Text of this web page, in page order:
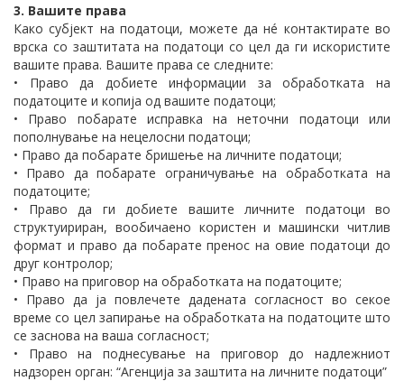
3. Вашите права
Како субјект на податоци, можете да нé контактирате во
врска со заштитата на податоци со цел да ги искористите
вашите права. Вашите права се следните:
• Право да добиете информации за обработката на
податоците и копија од вашите податоци;
• Право побарате исправка на неточни податоци или
пополнување на нецелосни податоци;
• Право да побарате бришење на личните податоци;
• Право да побарате ограничување на обработката на
податоците;
• Право да ги добиете вашите личните податоци во
структуириран, вообичаено користен и машински читлив
формат и право да побарате пренос на овие податоци до
друг контролор;
• Право на приговор на обработката на податоците;
• Право да ја повлечете дадената согласност во секое
време со цел запирање на обработката на податоците што
се заснова на ваша согласност;
• Право на поднесување на приговор до надлежниот
надзорен орган: “Агенција за заштита на личните податоци”